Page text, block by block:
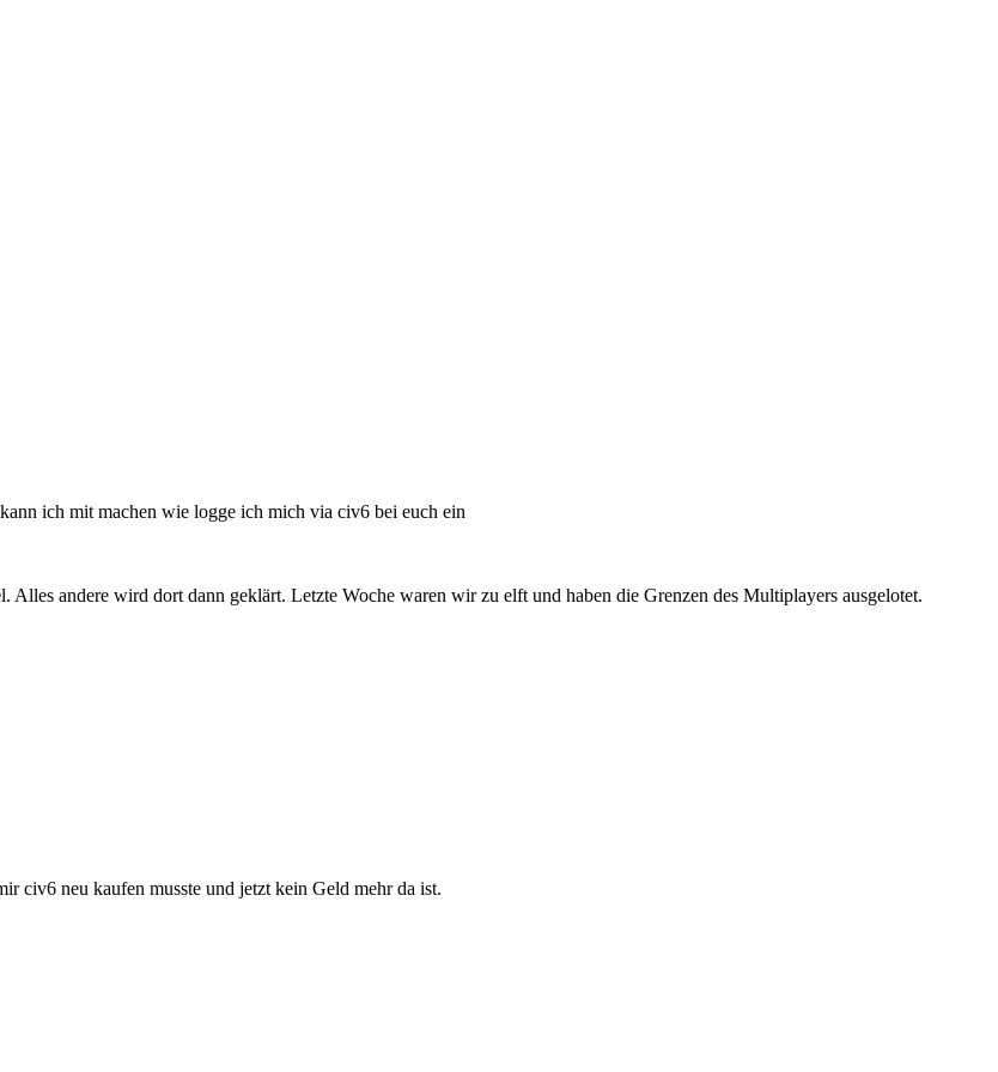
ich mit machen wie logge ich mich via civ6 bei euch ein
andere wird dort dann geklärt. Letzte Woche waren wir zu elft und haben die Grenzen des Multiplayers ausgelotet.
civ6 neu kaufen musste und jetzt kein Geld mehr da ist.